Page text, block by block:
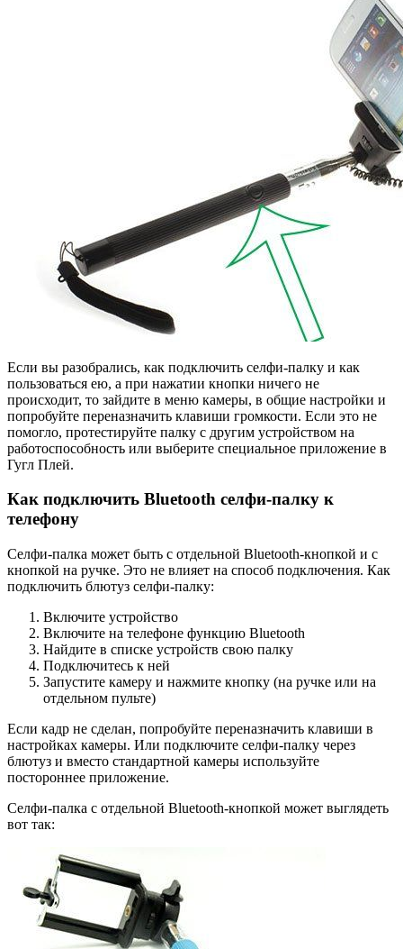
Если вы разобрались, как подключить селфи-палку и как
пользоваться ею, а при нажатии кнопки ничего не
происходит, то зайдите в меню камеры, в общие настройки и
попробуйте переназначить клавиши громкости. Если это не
помогло, протестируйте палку с другим устройством на
работоспособность или выберите специальное приложение в
Гугл Плей.
Как подключить Bluetooth селфи-палку к
телефону
Селфи-палка может быть с отдельной Bluetooth-кнопкой и с
кнопкой на ручке. Это не влияет на способ подключения. Как
подключить блютуз селфи-палку:
Включите устройство
Включите на телефоне функцию Bluetooth
Найдите в списке устройств свою палку
Подключитесь к ней
Запустите камеру и нажмите кнопку (на ручке или на
отдельном пульте)
Если кадр не сделан, попробуйте переназначить клавиши в
настройках камеры. Или подключите селфи-палку через
блютуз и вместо стандартной камеры используйте
постороннее приложение.
Селфи-палка с отдельной Bluetooth-кнопкой может выглядеть
вот так: